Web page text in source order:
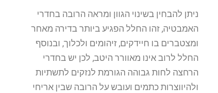
ניתן להבחין בשינוי הגוון ומראה הרובה בחדרי
האמבטיה, זהו החלל הפגיע ביותר בדירה מאחר
ומצטברים בו חיידקים, זיהומים ולכלוך, ובנוסף
החלל לרוב אינו מאוורר היטב, לכן יש בחדרי
הרחצה לחות גבוהה הגורמת לנזקים לתשתיות
ולהיווצרות כתמים ועובש על הרובה שבין אריחי